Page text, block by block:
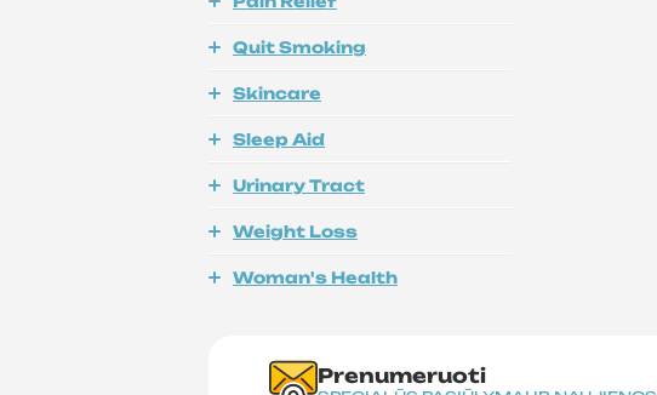
Quit Smoking
Skincare
Sleep Aid
Urinary Tract
Weight Loss
Woman's Health
Prenumeruoti